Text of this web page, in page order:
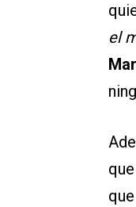
el